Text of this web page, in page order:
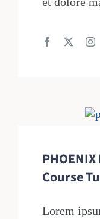
PHOENIX
Course
Lorem